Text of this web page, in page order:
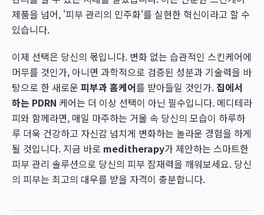
제품을 넘어, '피부 관리의 민주화'를 실현한 혁신이라고 할 수
있습니다.
이제 선택은 당신의 몫입니다. 변화 없는 습관적인 스킨케어에
머무를 것인가, 아니면 과학적으로 검증된 성분과 기술력을 바
탕으로 한 새로운 피부과 홈케어를 받아들일 것인가. 집에서
하는 PDRN 케어는 더 이상 선택이 아닌 필수입니다. 메디테라
피와 함께라면, 매일 마주하는 거울 속 당신의 모습이 하루하
루 더욱 건강하고 자신감 넘치게 변화하는 놀라운 경험을 하게
될 것입니다. 지금 바로 meditherapy가 제안하는 스마트한
피부 관리 솔루션으로 당신의 피부 잠재력을 깨워보세요. 당신
의 피부는 최고의 대우를 받을 자격이 충분합니다.